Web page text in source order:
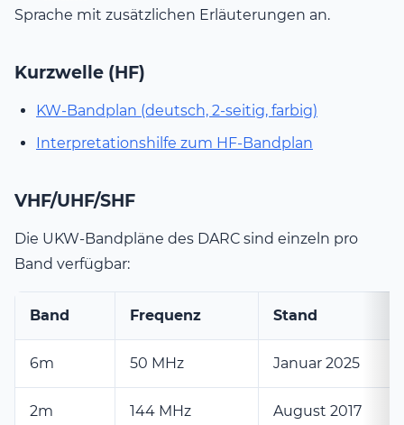
Sprache mit zusätzlichen Erläuterungen an.
Kurzwelle (HF)
KW-Bandplan (deutsch, 2-seitig, farbig)
Interpretationshilfe zum HF-Bandplan
VHF/UHF/SHF
Die UKW-Bandpläne des DARC sind einzeln pro
Band verfügbar:
Band Frequenz Stand
6m 50 MHz Januar 2025
2m 144 MHz August 2017